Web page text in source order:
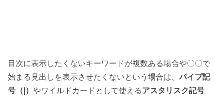
目次に表示したくないキーワードが複数ある場合や〇〇で
始まる見出しを表示させたくないという場合は、 パイプ記
号（|） やワイルドカードとして使えるアスタリスク記号